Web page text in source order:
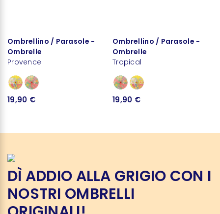
Ombrellino / Parasole -
Ombrelle
Provence
19,90 €
Ombrellino / Parasole -
Ombrelle
Tropical
19,90 €
DÌ ADDIO ALLA GRIGIO CON I
NOSTRI OMBRELLI